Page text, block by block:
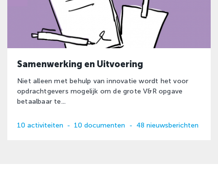
Samenwerking en Uitvoering
Niet alleen met behulp van innovatie wordt het voor
opdrachtgevers mogelijk om de grote V&R opgave
betaalbaar te...
10 activiteiten - 10 documenten - 48 nieuwsberichten